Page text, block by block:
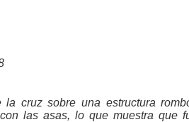
la cruz sobre una estructura
las asas, lo que muestra que